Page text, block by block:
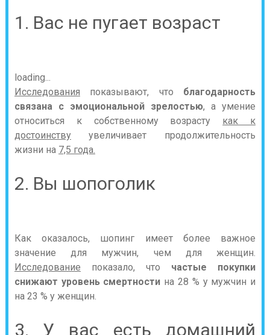
1. Вас не пугает возраст
loading...
Исследования показывают, что благодарность
связана с эмоциональной зрелостью, а умение
относиться к собственному возрасту как к
достоинствуувеличивает продолжительность
жизни на 7,5 года.
2. Вы шопоголик
Как оказалось, шопинг имеет более важное
значение для мужчин, чем для женщин.
Исследование показало, что частые покупки
снижают уровень смертности на 28 % у мужчин и
на 23 % у женщин.
3. У вас есть домашний